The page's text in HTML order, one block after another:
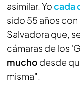
asimilar. Yocada
sido 55 años
Salvadora que,
cámaras de los
mucho desde
misma".